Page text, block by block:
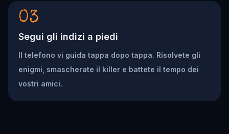
03
Segui gli indizi a piedi
Il telefono vi guida tappa dopo tappa. Risolvete gli
enigmi, smascherate il killer e battete il tempo dei
vostri amici.